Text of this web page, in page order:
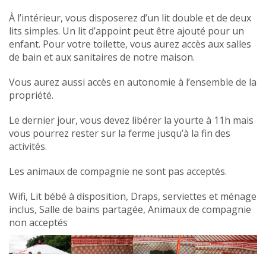
À l’intérieur, vous disposerez d’un lit double et de deux
lits simples. Un lit d’appoint peut être ajouté pour un
enfant. Pour votre toilette, vous aurez accès aux salles
de bain et aux sanitaires de notre maison.
Vous aurez aussi accès en autonomie à l’ensemble de la
propriété.
Le dernier jour, vous devez libérer la yourte à 11h mais
vous pourrez rester sur la ferme jusqu’à la fin des
activités.
Les animaux de compagnie ne sont pas acceptés.
Wifi, Lit bébé à disposition, Draps, serviettes et ménage
inclus, Salle de bains partagée, Animaux de compagnie
non acceptés